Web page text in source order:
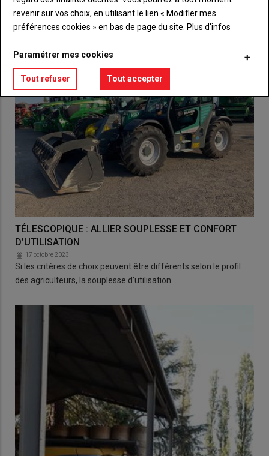
Depuis 2019, Laurent Cordaillat utilise très régulièrement sa
herse étrille et sa houe rotative. Des outils…
TÉLESCOPIQUE : ALLIER SOUPLESSE ET CONFORT
D’UTILISATION
17 octobre 2023
Si les critères de choix peuvent être différents selon le profil
des agriculteurs, la souplesse d’utilisation…
revenir sur vos choix, en utilisant le lien « Modifier mes
préférences cookies » en bas de page du site. Plus d'infos
Paramétrer mes cookies
Tout refuser Tout accepter